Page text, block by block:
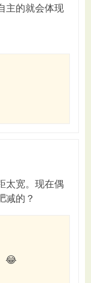
主的就会体现
太宽。现在偶
减的？
😂